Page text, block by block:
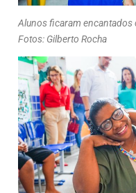
Alunos ficaram
Fotos: Gilberto Rocha